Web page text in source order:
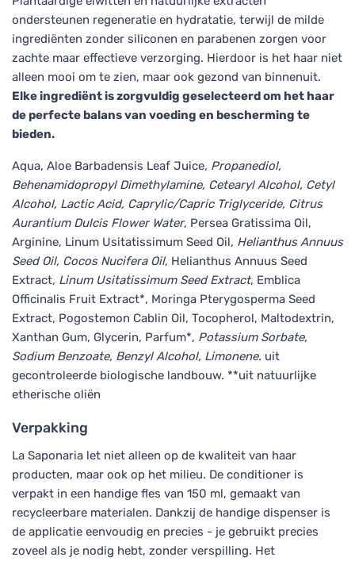
ondersteunen regeneratie en hydratatie, terwijl de milde
ingrediënten zonder siliconen en parabenen zorgen voor
zachte maar effectieve verzorging. Hierdoor is het haar niet
alleen mooi om te zien, maar ook gezond van binnenuit.
Elke ingrediënt is zorgvuldig geselecteerd om het haar
de perfecte balans van voeding en bescherming te
bieden.
Aqua, Aloe Barbadensis Leaf Juice, Propanediol,
Behenamidopropyl Dimethylamine, Cetearyl Alcohol, Cetyl
Alcohol, Lactic Acid, Caprylic/Capric Triglyceride, Citrus
Aurantium Dulcis Flower Water, Persea Gratissima Oil,
Arginine, Linum Usitatissimum Seed Oil, Helianthus Annuus
Seed Oil, Cocos Nucifera Oil, Helianthus Annuus Seed
Extract, Linum Usitatissimum Seed Extract, Emblica
Officinalis Fruit Extract*, Moringa Pterygosperma Seed
Extract, Pogostemon Cablin Oil, Tocopherol, Maltodextrin,
Xanthan Gum, Glycerin, Parfum*, Potassium Sorbate,
Sodium Benzoate, Benzyl Alcohol, Limonene. uit
gecontroleerde biologische landbouw. **uit natuurlijke
etherische oliën
Verpakking
La Saponaria let niet alleen op de kwaliteit van haar
producten, maar ook op het milieu. De conditioner is
verpakt in een handige fles van 150 ml, gemaakt van
recycleerbare materialen. Dankzij de handige dispenser is
de applicatie eenvoudig en precies - je gebruikt precies
zoveel als je nodig hebt, zonder verspilling. Het